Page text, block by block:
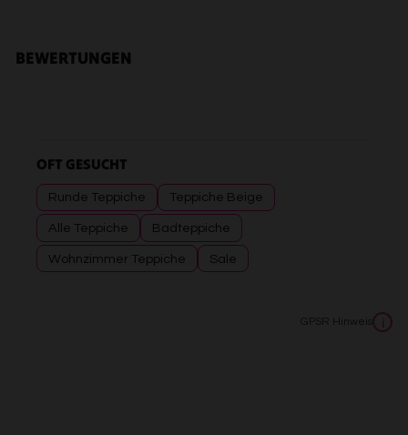
BEWERTUNGEN
OFT GESUCHT
Runde Teppiche Teppiche Beige
Alle Teppiche Badteppiche
Wohnzimmer Teppiche Sale
GPSR Hinweis i